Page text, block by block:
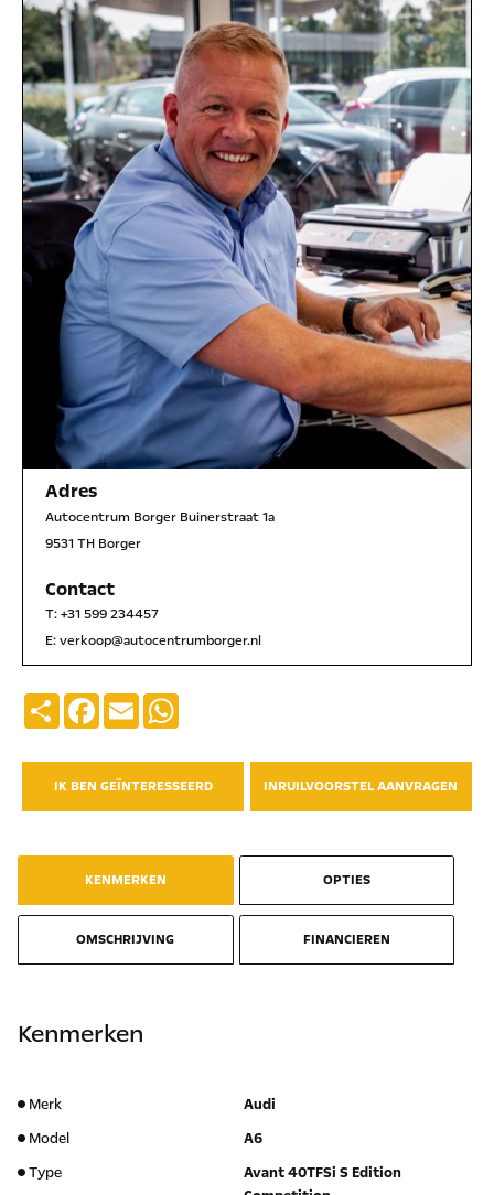
Adres
Autocentrum Borger Buinerstraat 1a
9531 TH Borger
Contact
T:+31 599 234457
E:verkoop@autocentrumborger.nl
DeelFacebook
Email
IK BEN GEÏNTERESSEERD INRUILVOORSTEL AANVRAGEN
KENMERKEN OPTIES
OMSCHRIJVING FINANCIEREN
Kenmerken
Merk
Audi
Model
A6
Type
Avant 40TFSi S Edition